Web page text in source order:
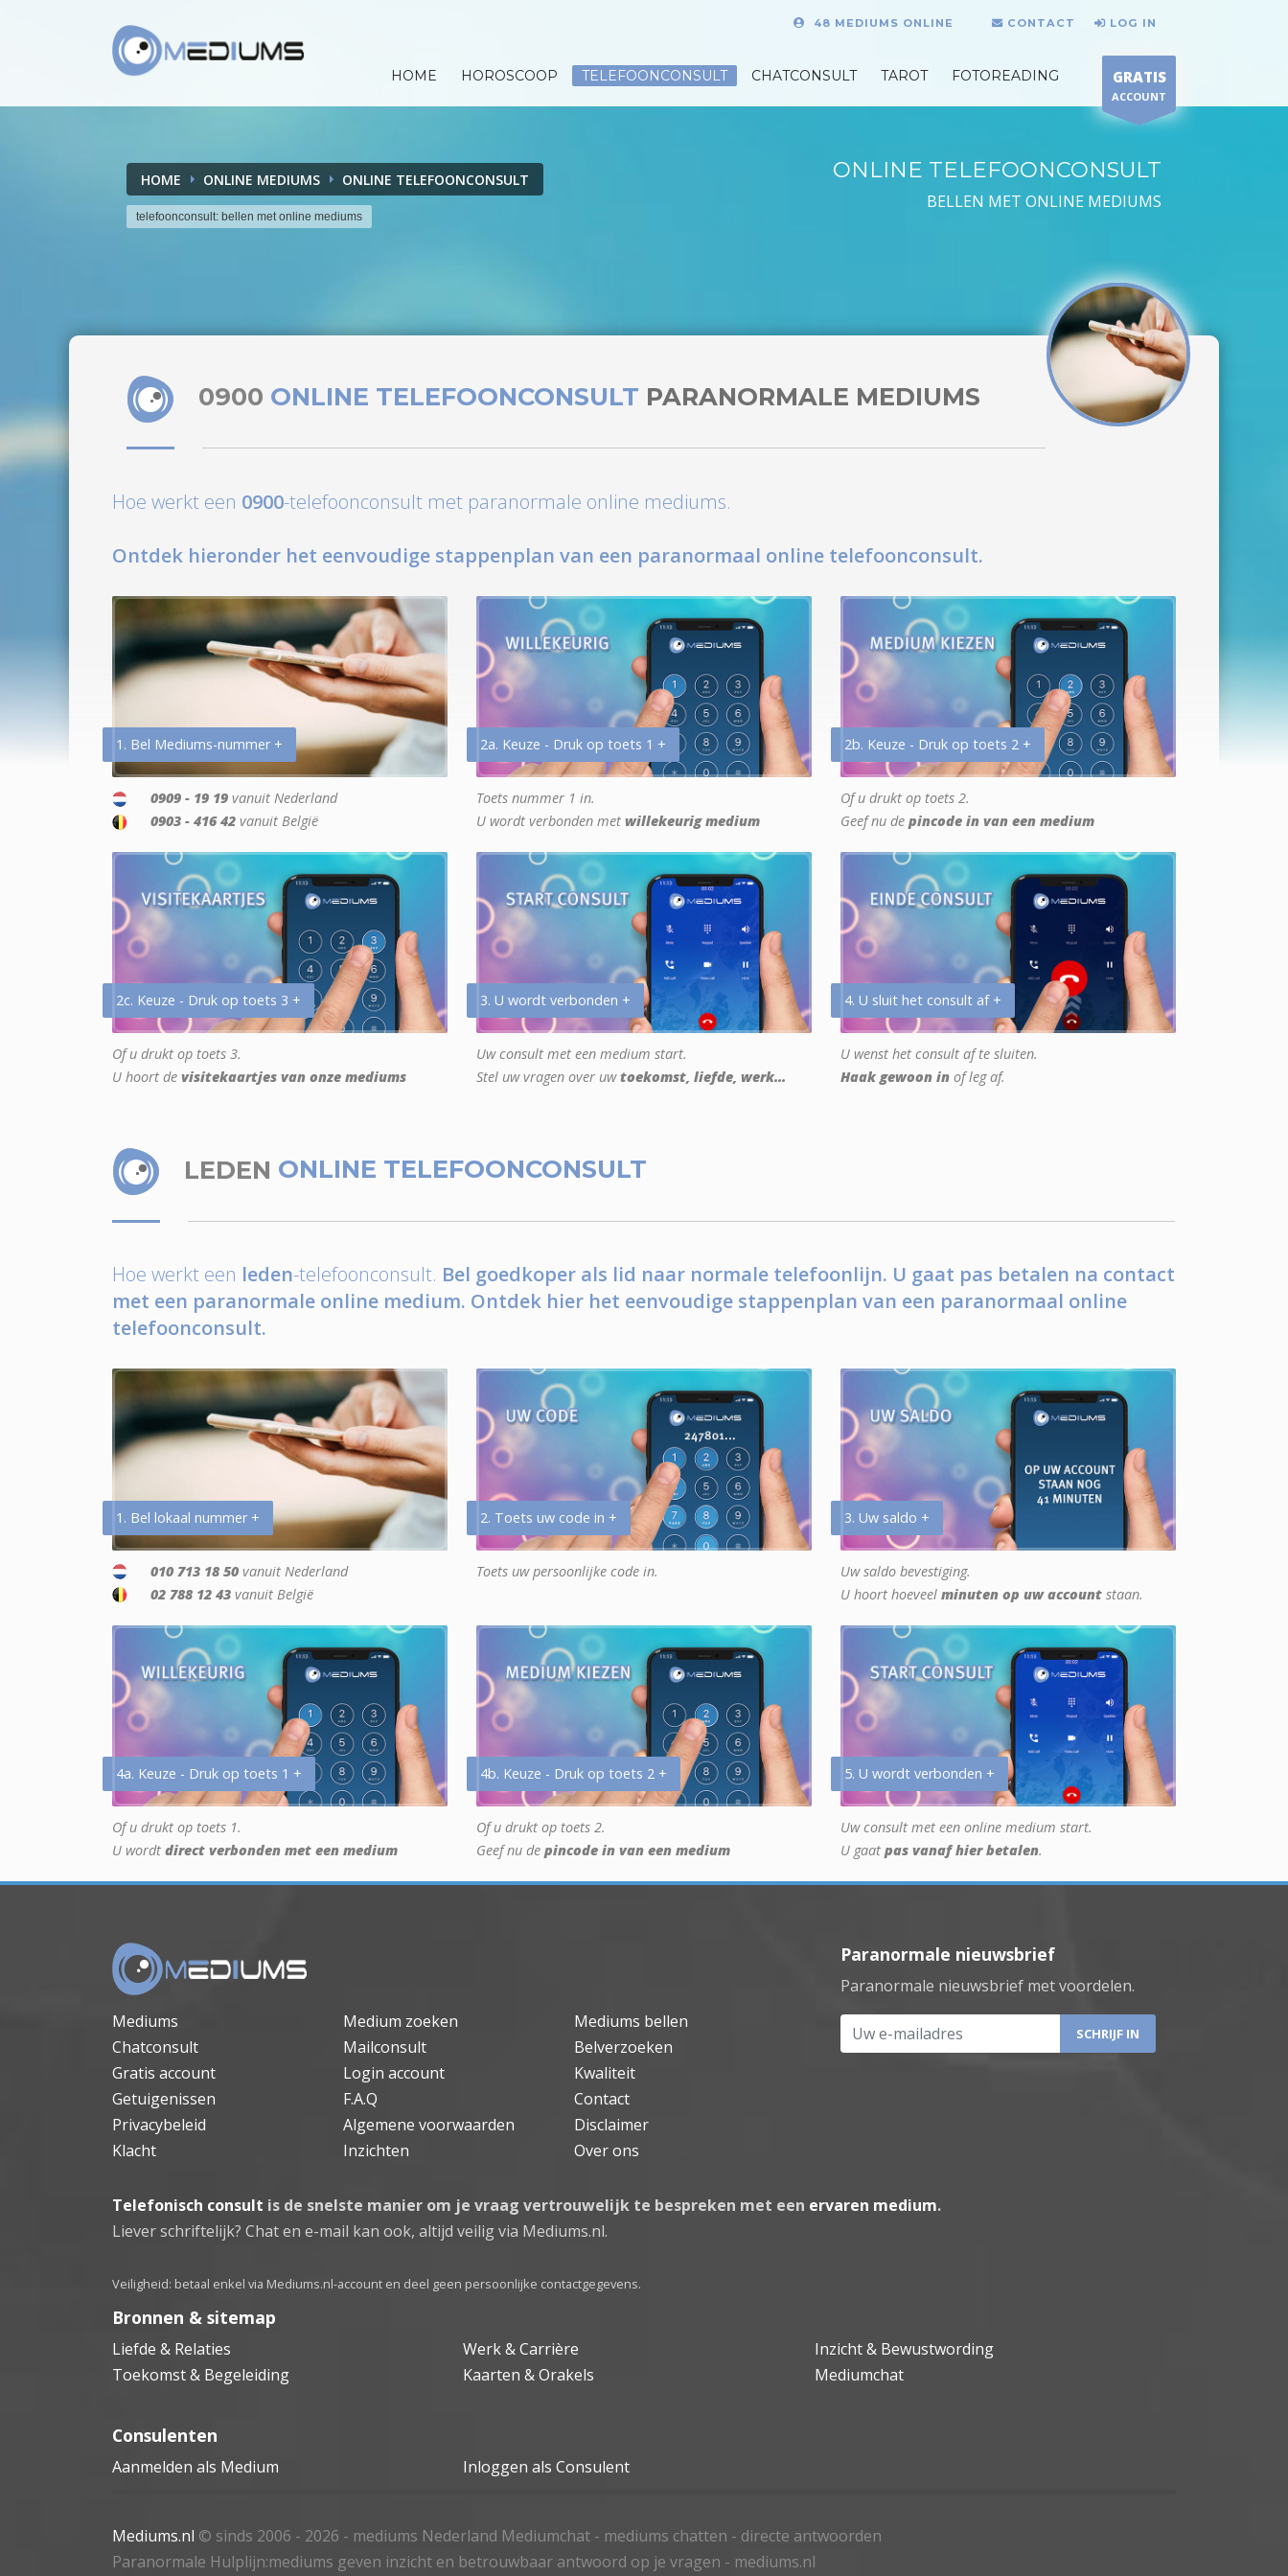
48 MEDIUMS ONLINE CONTACT LOG IN
HOME HOROSCOOP TELEFOONCONSULT CHATCONSULT TAROT FOTOREADING GRATIS
ACCOUNT
HOME ONLINE MEDIUMS ONLINE TELEFOONCONSULT
telefoonconsult: bellen met online mediums
ONLINE TELEFOONCONSULT
BELLEN MET ONLINE MEDIUMS
0900 ONLINE TELEFOONCONSULT PARANORMALE MEDIUMS
Hoe werkt een 0900-telefoonconsult met paranormale online mediums.
Ontdek hieronder het eenvoudige stappenplan van een paranormaal online telefoonconsult.
1. Bel Mediums-nummer +
0909 - 19 19 vanuit Nederland
0903 - 416 42 vanuit België
2a. Keuze - Druk op toets 1 +
Toets nummer 1 in.
U wordt verbonden met willekeurig medium
2b. Keuze - Druk op toets 2 +
Of u drukt op toets 2.
Geef nu de pincode in van een medium
2c. Keuze - Druk op toets 3 +
Of u drukt op toets 3.
U hoort de visitekaartjes van onze mediums
3. U wordt verbonden +
Uw consult met een medium start.
Stel uw vragen over uwtoekomst, liefde, werk...
4. U sluit het consult af +
U wenst het consult af te sluiten.
Haak gewoon in of leg af.
LEDEN ONLINE TELEFOONCONSULT
Hoe werkt een leden-telefoonconsult. Bel goedkoper als lid naar normale telefoonlijn. U gaat pas betalen na contact
met een paranormale online medium. Ontdek hier het eenvoudige stappenplan van een paranormaal online
telefoonconsult.
1. Bel lokaal nummer +
010 713 18 50 vanuit Nederland
02 788 12 43 vanuit België
2. Toets uw code in +
Toets uw persoonlijke code in.
3. Uw saldo +
Uw saldo bevestiging.
U hoort hoeveel minuten op uw account staan.
4a. Keuze - Druk op toets 1 +
Of u drukt op toets 1.
U wordt direct verbonden met een medium
4b. Keuze - Druk op toets 2 +
Of u drukt op toets 2.
Geef nu de pincode in van een medium
5. U wordt verbonden +
Uw consult met een online medium start.
U gaat pas vanaf hier betalen.
Mediums Medium zoeken
Mediums bellen
Chatconsult
Mailconsult
Belverzoeken
Gratis account
Login account
Kwaliteit
Getuigenissen
F.A.Q
Contact
Privacybeleid
Algemene voorwaarden
Disclaimer
Klacht
Inzichten Over ons
Paranormale nieuwsbrief
Paranormale nieuwsbrief met voordelen.
Uw e-mailadres
Telefonisch consult is de snelste manier om je vraag vertrouwelijk te bespreken met een ervaren medium.
Liever schriftelijk? Chat en e-mail kan ook, altijd veilig via Mediums.nl.
Veiligheid: betaal enkel via Mediums.nl-account en deel geen persoonlijke contactgegevens.
Bronnen & sitemap
Liefde & Relaties Werk & Carrière
Inzicht & Bewustwording
Toekomst & Begeleiding
Kaarten & Orakels Mediumchat
Consulenten
Aanmelden als Medium Inloggen als Consulent
Mediums.nl © sinds 2006 - 2026 - mediums Nederland Mediumchat - mediums chatten - directe antwoorden
Paranormale Hulplijn:mediums geven inzicht en betrouwbaar antwoord op je vragen - mediums.nl